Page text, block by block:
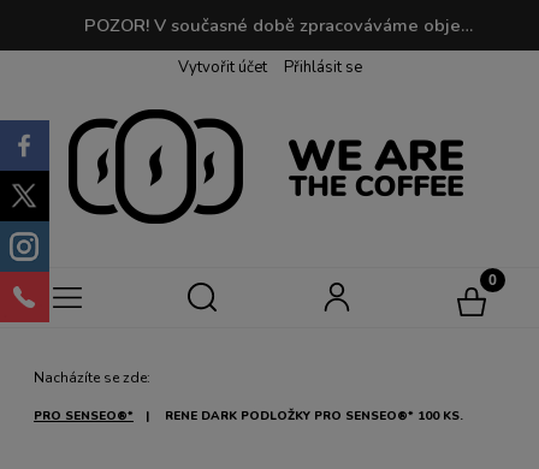
POZOR! V současné době zpracováváme objednávky do 2 dnů. Při objednávkách nad 190 PLN je doprava zdarma! | Při nákupu můžete sbírat body, které můžete později vyměnit za svou oblíbenou kávu!
Vytvořit účet Přihlásit se
Nacházíte se zde:
PRO SENSEO®* RENE DARK PODLOŽKY PRO SENSEO®* 100 KS.